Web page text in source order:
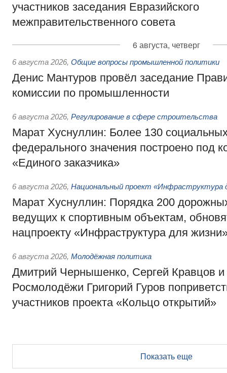
участников заседания Евразийского
межправительственного совета
6 августа, четверг
6 августа 2026, Общие вопросы промышленной политики
Денис Мантуров провёл заседание
комиссии по промышленности
6 августа 2026, Регулирование в сфере строительства
Марат Хуснуллин: Более 130
федерального значения построено под
«Единого заказчика»
6 августа 2026, Национальный проект «Инфраструктура
Марат Хуснуллин: Порядка 200
ведущих к спортивным объектам,
нацпроекту «Инфраструктура для
6 августа 2026, Молодёжная политика
Дмитрий Чернышенко, Сергей Кравцов и
Росмолодёжи Григорий Гуров
участников проекта «Кольцо открытий»
Показать еще